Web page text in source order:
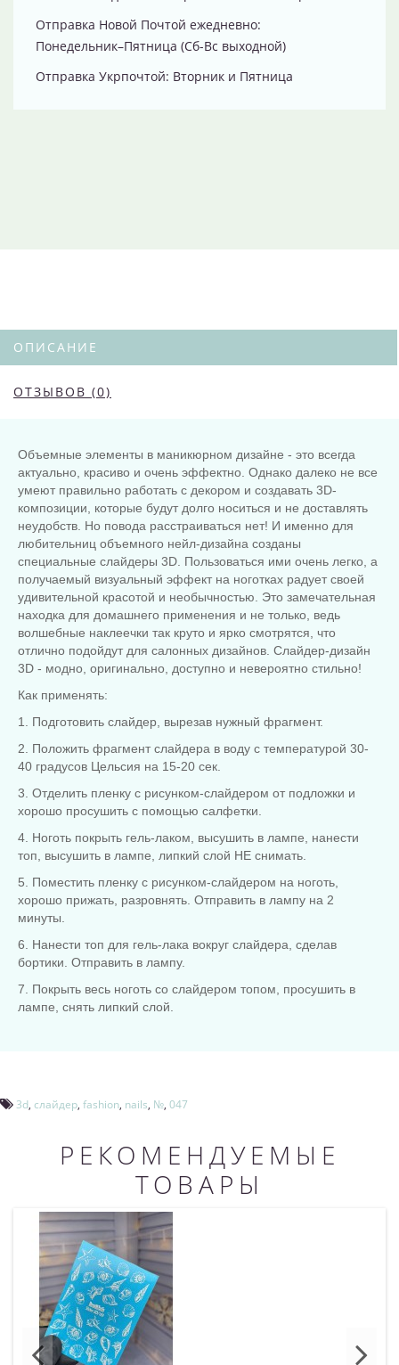
Отправка Новой Почтой ежедневно:
Понедельник–Пятница (Сб-Вс выходной)
Отправка Укрпочтой: Вторник и Пятница
ОПИСАНИЕ
ОТЗЫВОВ (0)
Объемные элементы в маникюрном дизайне - это всегда
актуально, красиво и очень эффектно. Однако далеко не все
умеют правильно работать с декором и создавать 3D-
композиции, которые будут долго носиться и не доставлять
неудобств. Но повода расстраиваться нет! И именно для
любительниц объемного нейл-дизайна созданы
специальные слайдеры 3D. Пользоваться ими очень легко, а
получаемый визуальный эффект на ноготках радует своей
удивительной красотой и необычностью. Это замечательная
находка для домашнего применения и не только, ведь
волшебные наклеечки так круто и ярко смотрятся, что
отлично подойдут для салонных дизайнов. Слайдер-дизайн
3D - модно, оригинально, доступно и невероятно стильно!
Как применять:
1. Подготовить слайдер, вырезав нужный фрагмент.
2. Положить фрагмент слайдера в воду с температурой 30-
40 градусов Цельсия на 15-20 сек.
3. Отделить пленку с рисунком-слайдером от подложки и
хорошо просушить с помощью салфетки.
4. Ноготь покрыть гель-лаком, высушить в лампе, нанести
топ, высушить в лампе, липкий слой НЕ снимать.
5. Поместить пленку с рисунком-слайдером на ноготь,
хорошо прижать, разровнять. Отправить в лампу на 2
минуты.
6. Нанести топ для гель-лака вокруг слайдера, сделав
бортики. Отправить в лампу.
7. Покрыть весь ноготь со слайдером топом, просушить в
лампе, снять липкий слой.
3d, слайдер, fashion, nails, №, 047
РЕКОМЕНДУЕМЫЕ
ТОВАРЫ